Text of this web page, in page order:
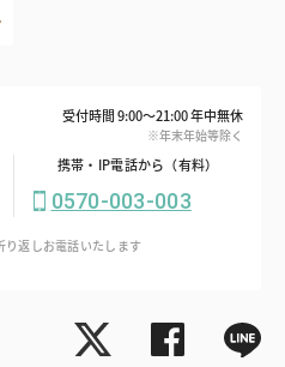
受付時間 9:00～21:00 年中無休
※年末年始等除く
携帯・IP電話から（有料）
0570-003-003
返しお電話いたします